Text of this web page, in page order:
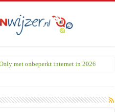
met onbeperkt internet in 2026